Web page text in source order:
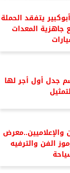
يتفقد الحملة
جاهزية المعدات
جدل أول أجر لها
والإعلاميين..معرض
الفن والترفيه